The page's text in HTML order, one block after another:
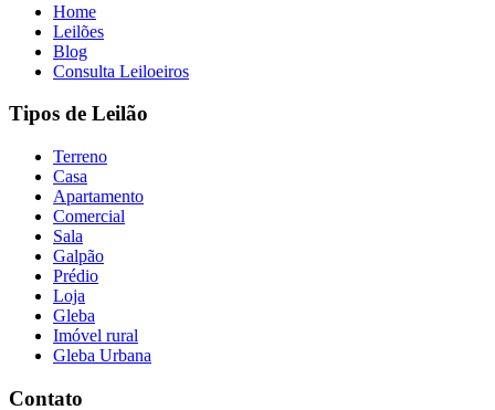
Home
Leilões
Blog
Consulta Leiloeiros
Tipos de Leilão
Terreno
Casa
Apartamento
Comercial
Sala
Galpão
Prédio
Loja
Gleba
Imóvel rural
Gleba Urbana
Contato